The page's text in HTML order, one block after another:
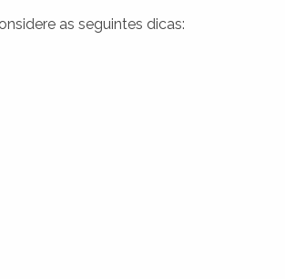
as seguintes dicas: